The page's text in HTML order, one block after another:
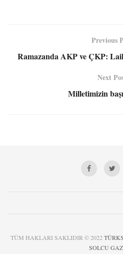
Previous
Ramazanda AKP ve ÇKP:
Next
Milletimizin
TÜM HAKLARI SAKLIDIR © 2022
SOLCU